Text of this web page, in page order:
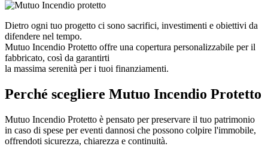
Dietro ogni tuo progetto ci sono sacrifici, investimenti e obiettivi da
difendere nel tempo.
Mutuo Incendio Protetto offre una copertura personalizzabile per il
fabbricato, così da garantirti
la massima serenità per i tuoi finanziamenti.
Perché scegliere Mutuo Incendio Protetto
Mutuo Incendio Protetto è pensato per preservare il tuo patrimonio
in caso di spese per eventi dannosi che possono colpire l'immobile,
offrendoti sicurezza, chiarezza e continuità.